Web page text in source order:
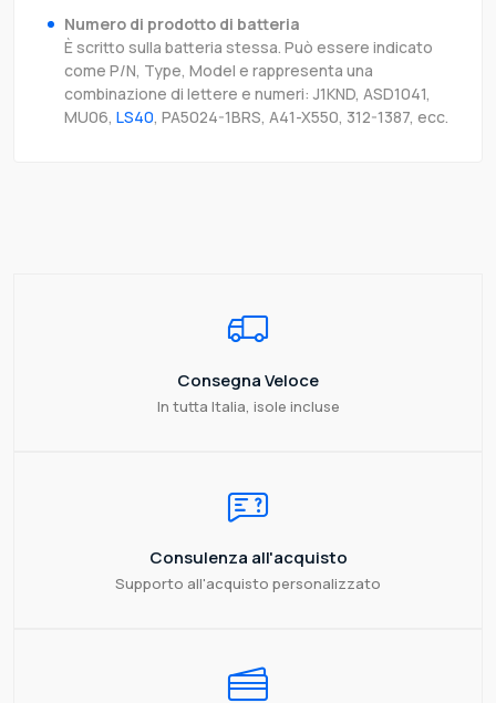
Numero di prodotto di batteria
È scritto sulla batteria stessa. Può essere indicato
come P/N, Type, Model e rappresenta una
combinazione di lettere e numeri: J1KND, ASD1041,
MU06, LS40, PA5024-1BRS, A41-X550, 312-1387, ecc.
Consegna Veloce
In tutta Italia, isole incluse
Consulenza all'acquisto
Supporto all'acquisto personalizzato